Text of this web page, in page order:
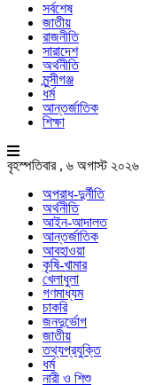
সর্বশেষ
জাতীয়
রাজনীতি
সারাদেশ
অর্থনীতি
মুন্সীগঞ্জ
ধর্ম
আন্তর্জাতিক
শিক্ষা
বৃহস্পতিবার , ৬ অগাস্ট ২০২৬
অপরাধ-দুর্নীতি
অর্থনীতি
আইন-আদালত
আন্তর্জাতিক
আবহাওয়া
কৃষি-খামার
খেলাধুলা
গণমাধ্যম
চাকরি
জনদুর্ভোগ
জাতীয়
তথ্যপ্রযুক্তি
ধর্ম
নারী ও শিশু